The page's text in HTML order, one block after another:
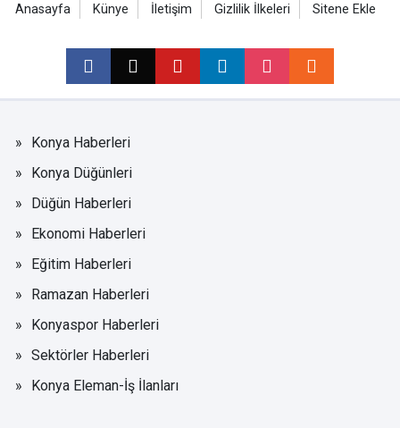
Anasayfa Künye İletişim Gizlilik İlkeleri Sitene Ekle
Konya Haberleri
Konya Düğünleri
Düğün Haberleri
Ekonomi Haberleri
Eğitim Haberleri
Ramazan Haberleri
Konyaspor Haberleri
Sektörler Haberleri
Konya Eleman-İş İlanları